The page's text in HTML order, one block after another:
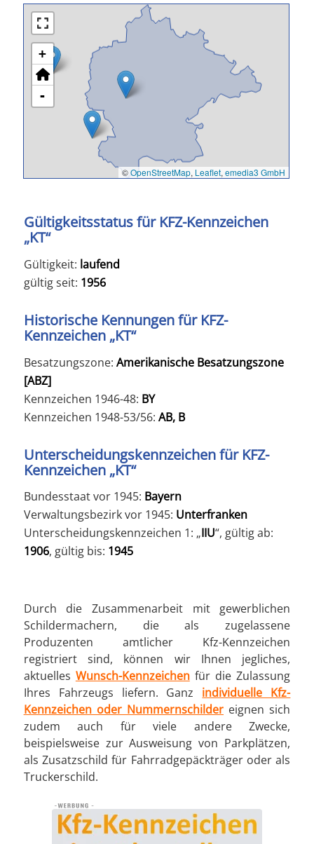
+
-
©OpenStreetMap, Leaflet,emedia3 GmbH
Gültigkeitsstatus für KFZ-Kennzeichen
„KT“
Gültigkeit: laufend
gültig seit: 1956
Historische Kennungen für KFZ-
Kennzeichen „KT“
Besatzungszone: Amerikanische Besatzungszone
[ABZ]
Kennzeichen 1946-48: BY
Kennzeichen 1948-53/56: AB, B
Unterscheidungskennzeichen für KFZ-
Kennzeichen „KT“
Bundesstaat vor 1945: Bayern
Verwaltungsbezirk vor 1945: Unterfranken
Unterscheidungskennzeichen 1: „IIU“, gültig ab:
1906, gültig bis: 1945
Durch die Zusammenarbeit mit gewerblichen
Schildermachern, die als zugelassene
Produzenten amtlicher Kfz-Kennzeichen
registriert sind, können wir Ihnen jegliches,
aktuelles Wunsch-Kennzeichenfür die Zulassung
Ihres Fahrzeugs liefern. Ganz individuelle Kfz-
Kennzeichen oder Nummernschilder eignen sich
zudem auch für viele andere Zwecke,
beispielsweise zur Ausweisung von Parkplätzen,
als Zusatzschild für Fahrradgepäckträger oder als
Truckerschild.